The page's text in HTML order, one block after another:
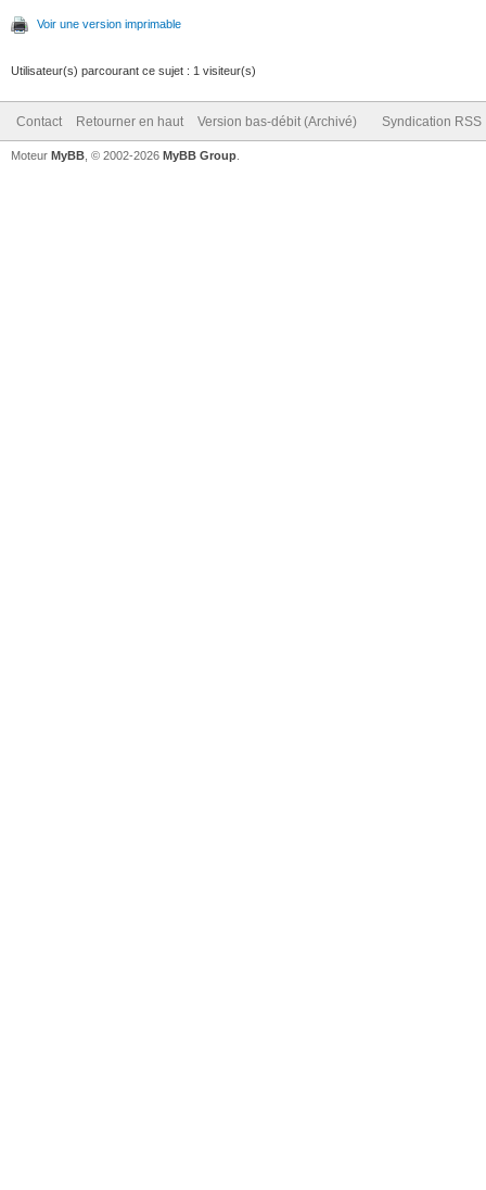
Voir une version imprimable
Utilisateur(s) parcourant ce sujet : 1 visiteur(s)
Contact Retourner en haut Version bas-débit (Archivé) Syndication RSS
Moteur MyBB , © 2002-2026 MyBB Group